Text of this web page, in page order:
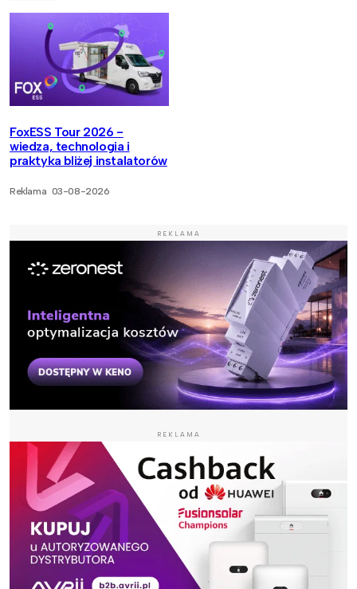
FoxESS Tour 2026 -
wiedza, technologia i
praktyka bliżej instalatorów
Reklama 03-08-2026
REKLAMA
REKLAMA